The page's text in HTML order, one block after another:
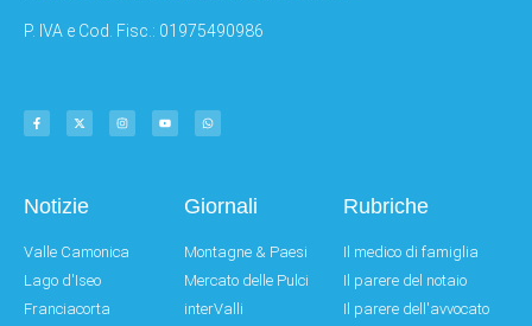
P. IVA e Cod. Fisc.: 01975490986
Notizie
Valle Camonica
Lago d'Iseo
Franciacorta
Giornali
Montagne & Paesi
Mercato delle Pulci
interValli
Rubriche
Il medico di famiglia
Il parere del notaio
Il parere dell'avvocato